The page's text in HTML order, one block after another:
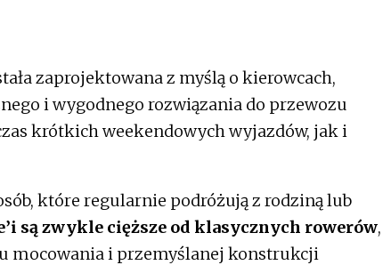
zaprojektowana z myślą o kierowcach,
i wygodnego rozwiązania do przewozu
krótkich weekendowych wyjazdów, jak i
które regularnie podróżują z rodziną lub
są zwykle cięższe od klasycznych rowerów,
mocowania i przemyślanej konstrukcji